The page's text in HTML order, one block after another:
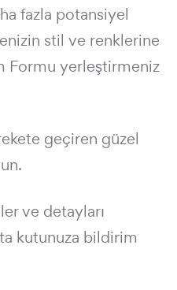
fazla potansiyel
stil ve renklerine
Formu yerleştirmeniz
geçiren güzel
ve detayları
kutunuza bildirim